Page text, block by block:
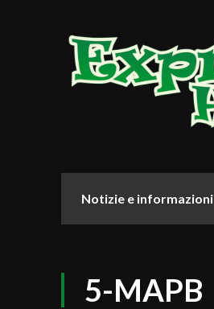
Notizie e informazioni
5-MAPB